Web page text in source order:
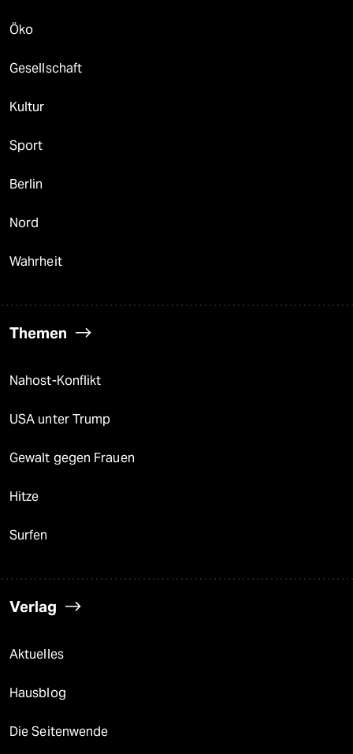
Öko
Gesellschaft
Kultur
Sport
Berlin
Nord
Wahrheit
Themen
Nahost-Konflikt
USA unter Trump
Gewalt gegen Frauen
Hitze
Surfen
Verlag
Aktuelles
Hausblog
Die Seitenwende